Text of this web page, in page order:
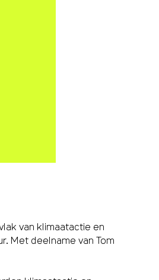
van klimaatactie en
Met deelname van Tom